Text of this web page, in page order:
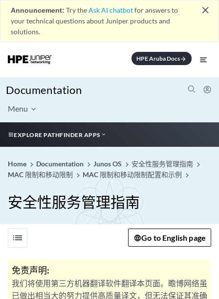
Announcement: Try theAsk AI chatbotfor answers to
your technical questions about Juniper products and
solutions.
close
HPE Aruba Docsarrow_forward
Documentation
Menu
EXPLORE PATHFINDER APPS
Home Documentation Junos OS
安全性服务管理指南
MAC 限制和移动限制
MAC 限制和移动限制配置和示例
安全性服务管理指南
list Go to English page
免责声明:
我们将使用第三方机器翻译软件翻译本页面。瞻博网络虽
已做出相当大的努力提供高质量译文，但无法保证其准确